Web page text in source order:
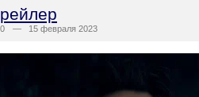
— 15 февраля 2023